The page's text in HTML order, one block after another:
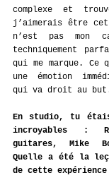
complexe et
j’aimerais être
n’est pas mon
techniquement
qui me marque. Ce
une émotion
qui va droit au
En studio, tu
incroyables :
guitares, Mike
Quelle a été la
de cette